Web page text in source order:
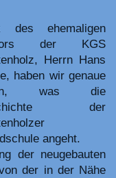
des ehemaligen
der KGS
Herrn Hans
haben wir genaue
was die
der
angeht.
der neugebauten
der in der Nähe